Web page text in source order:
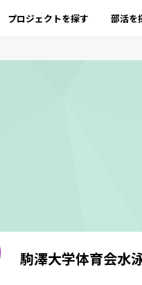
プロジェクトを探す 部活を
駒澤大学体育会水